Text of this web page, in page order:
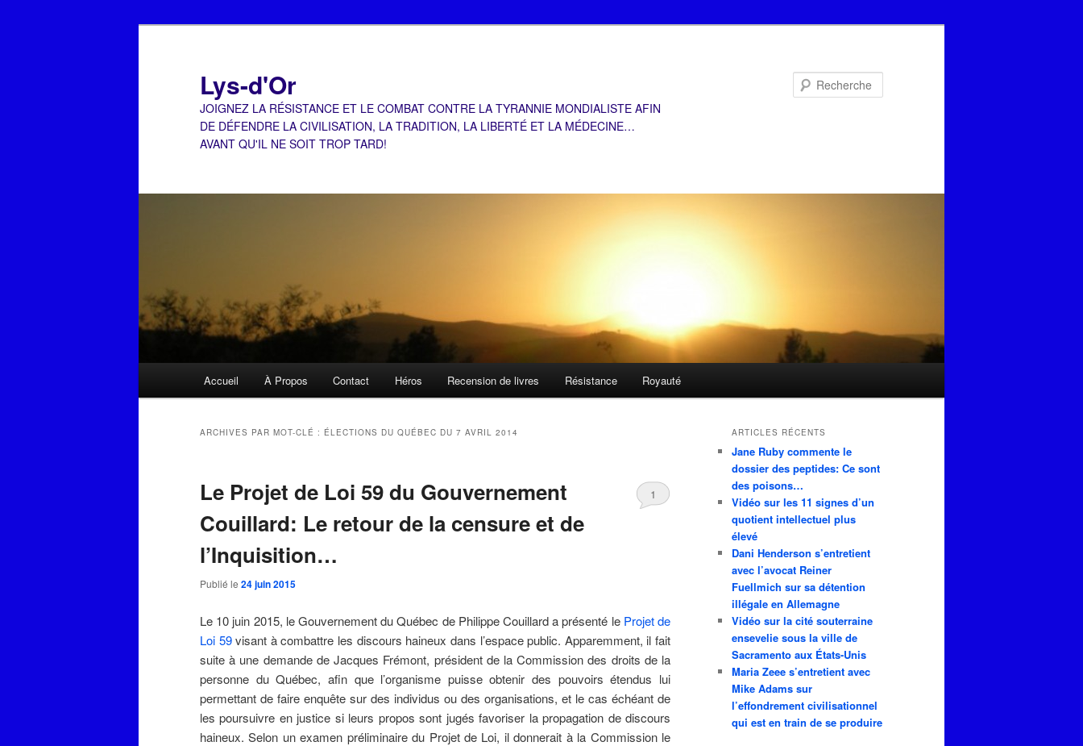
Lys-d'Or
JOIGNEZ LA RÉSISTANCE ET LE COMBAT CONTRE LA TYRANNIE MONDIALISTE AFIN
DE DÉFENDRE LA CIVILISATION, LA TRADITION, LA LIBERTÉ ET LA MÉDECINE…
AVANT QU'IL NE SOIT TROP TARD!
Accueil À Propos Contact Héros Recension de livres Résistance Royauté
ARCHIVES PAR MOT-CLÉ : ÉLECTIONS DU QUÉBEC DU 7 AVRIL 2014
Le Projet de Loi 59 du Gouvernement
Couillard: Le retour de la censure et de
l’Inquisition…
Publié le 24 juin 2015
1
Le 10 juin 2015, le Gouvernement du Québec de Philippe Couillard a présenté le Projet de
Loi 59visant à combattre les discours haineux dans l’espace public. Apparemment, il fait
suite à une demande de Jacques Frémont, président de la Commission des droits de la
personne du Québec, afin que l’organisme puisse obtenir des pouvoirs étendus lui
permettant de faire enquête sur des individus ou des organisations, et le cas échéant de
les poursuivre en justice si leurs propos sont jugés favoriser la propagation de discours
haineux. Selon un examen préliminaire du Projet de Loi, il donnerait à la Commission le
ARTICLES RÉCENTS
Jane Ruby commente le
dossier des peptides: Ce sont
des poisons…
Vidéo sur les 11 signes d’un
quotient intellectuel plus
élevé
Dani Henderson s’entretient
avec l’avocat Reiner
Fuellmich sur sa détention
illégale en Allemagne
Vidéo sur la cité souterraine
ensevelie sous la ville de
Sacramento aux États-Unis
Maria Zeee s’entretient avec
Mike Adams sur
l’effondrement civilisationnel
qui est en train de se produire